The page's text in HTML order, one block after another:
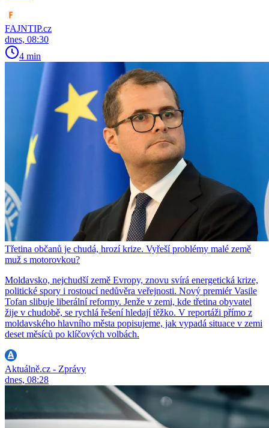
FAJNTIP.cz
dnes, 08:30
4 min
Třetina občanů je chudá, hrozí krize. Vyřeší problémy malé země
muž s motorovkou?
Moldavsko, nejchudší země Evropy, znovu svírá energetická krize,
politické spory i rostoucí nedůvěra veřejnosti. Nový premiér Vasile
Tofan slibuje liberální reformy. Jenže v zemi, kde třetina obyvatel
žije v chudobě, se rychlá řešení hledají těžko. V reportáži přímo z
moldavského hlavního města popisujeme, jak vypadá situace v zemi
deset měsíců po klíčových volbách.
Aktuálně.cz - Zprávy
dnes, 08:28